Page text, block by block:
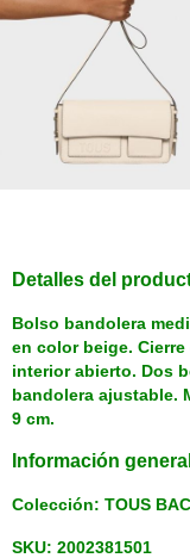
Detalles del
Bolso bandolera
en color beige.
interior abierto. Dos
bandolera ajustable.
9 cm.
Información general
Colección: TOUS
SKU: 2002381501